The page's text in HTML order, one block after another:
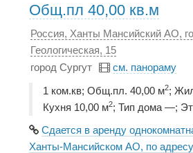
Общ.пл 40,00 кв.м
Россия, Ханты Мансийский АО,
Геологическая, 15
город Сургут
см. панораму
1 ком.кв; Общ.пл. 40,00 м2;
Кухня 10,00 м2; Тип дома —;
Сдается в аренду
Ханты-Мансийском АО, по